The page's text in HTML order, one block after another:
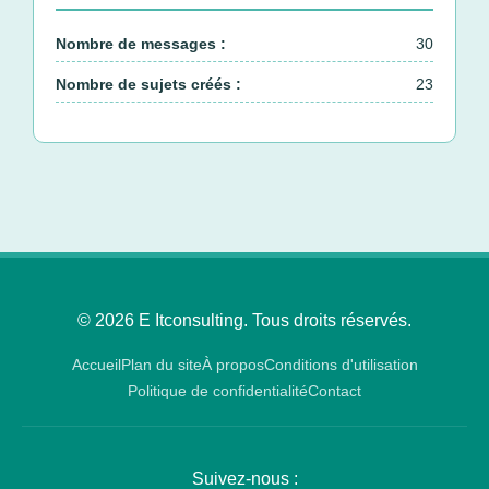
Nombre de messages : 30
Nombre de sujets créés : 23
© 2026 E Itconsulting. Tous droits réservés.
AccueilPlan du siteÀ proposConditions d'utilisation
Politique de confidentialitéContact
Suivez-nous :